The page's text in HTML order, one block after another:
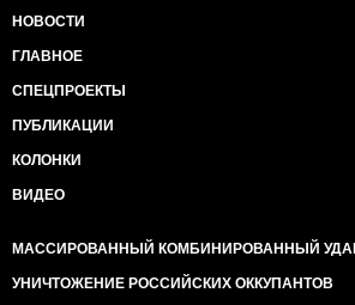
НОВОСТИ
ГЛАВНОЕ
СПЕЦПРОЕКТЫ
ПУБЛИКАЦИИ
КОЛОНКИ
ВИДЕО
МАССИРОВАННЫЙ КОМБИНИРОВАННЫЙ
УНИЧТОЖЕНИЕ РОССИЙСКИХ ОККУПАНТОВ